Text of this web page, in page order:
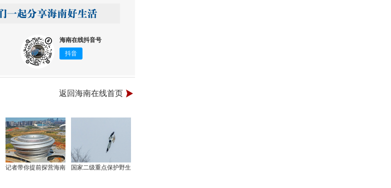
海南在线抖音号
抖音
返回海南在线首页
记者带你提前探营海南 国家二级重点保护野生